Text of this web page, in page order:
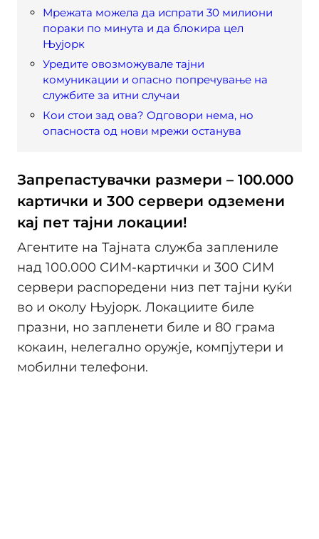
Мрежата можела да испрати 30 милиони
пораки по минута и да блокира цел
Њујорк
Уредите овозможувале тајни
комуникации и опасно попречување на
службите за итни случаи
Кои стои зад ова? Одговори нема, но
опасноста од нови мрежи останува
Запрепастувачки размери – 100.000
картички и 300 сервери одземени
кај пет тајни локации!
Агентите на Тајната служба заплениле
над 100.000 СИМ-картички и 300 СИМ
сервери распоредени низ пет тајни куќи
во и околу Њујорк. Локациите биле
празни, но запленети биле и 80 грама
кокаин, нелегално оружје, компјутери и
мобилни телефони.